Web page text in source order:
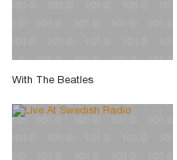
With The Beatles